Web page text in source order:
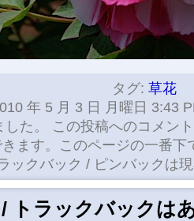
タグ: 草花
年 5 月 3 日 月曜日 3:43
した。 この投稿へのコメン
ます。このページの一番下
ックバック / ピンバックは
トラックバックは